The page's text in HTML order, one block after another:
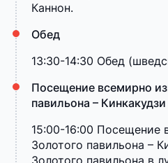
Каннон.
Обед
13:30-14:30 Обед
Посещение всемирно
павильона – Кинкакудзи
15:00-16:00 Посещение
Золотого павильона –
Золотого павильона в